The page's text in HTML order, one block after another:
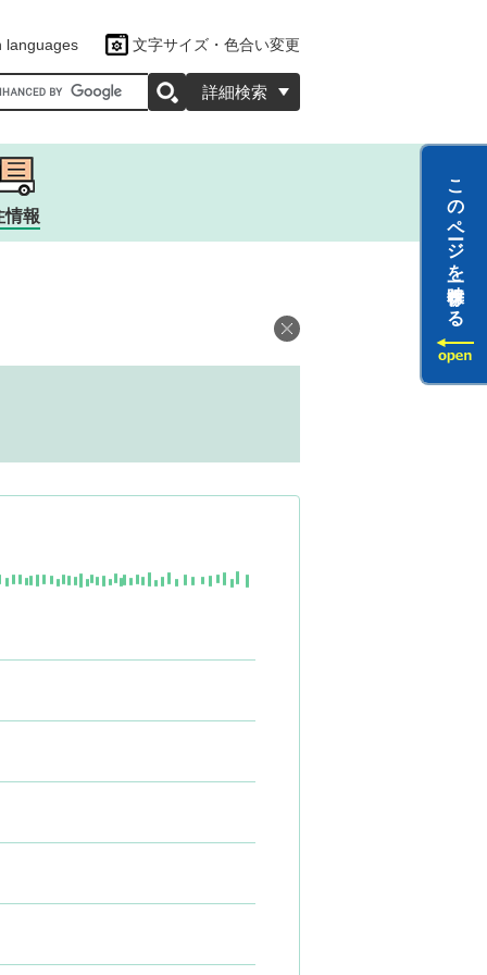
languages 文字サイズ・色合い変更
カスタム検索
詳細検索
クター
情報 このページを一時保存する